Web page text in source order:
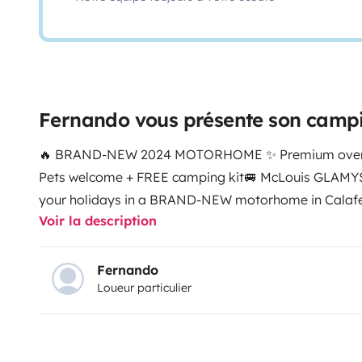
Fernando vous présente son
🔥 BRAND-NEW 2024 MOTORHOME ✨ Premium
Pets welcome + FREE camping kit🚐 McLouis
your holidays in a BRAND-NEW motorhome in
spacious and high-end, perfect for families and
freedom of the Costa Dorada with all the comfort
factory.
🏖️ PRIME LOCATION
min from the best beaches
FOR 7 PEOPLE• Double bed in the over-cab• Two
Voir la description
Fernando
Loueur particulier